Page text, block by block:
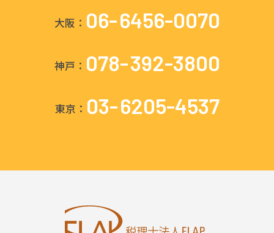
大阪： 06-6456-0070
神戸： 078-392-3800
東京： 03-6205-4537